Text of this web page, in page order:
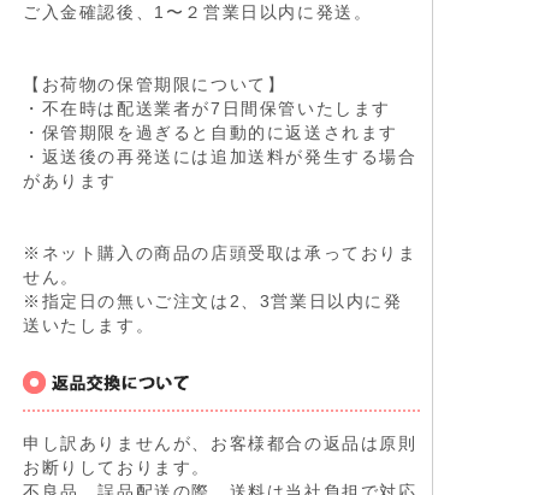
ご入金確認後、1〜２営業日以内に発送。
【お荷物の保管期限について】
・不在時は配送業者が7日間保管いたします
・保管期限を過ぎると自動的に返送されます
・返送後の再発送には追加送料が発生する場合
があります
※ネット購入の商品の店頭受取は承っておりま
せん。
※指定日の無いご注文は2、3営業日以内に発
送いたします。
申し訳ありませんが、お客様都合の返品は原則
お断りしております。